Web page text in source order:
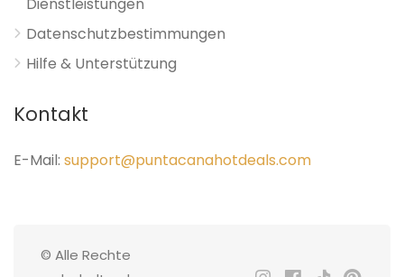
Dienstleistungen
Datenschutzbestimmungen
Hilfe & Unterstützung
Kontakt
E-Mail: support@puntacanahotdeals.com
© Alle Rechte